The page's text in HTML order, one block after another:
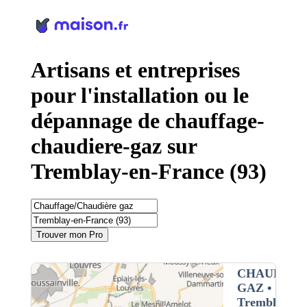
Artisans et entreprises
pour l'installation ou le
dépannage de chauffage-
chaudiere-gaz sur
Tremblay-en-France (93)
Trouver mon Pro
GAZ •
Tremblay-